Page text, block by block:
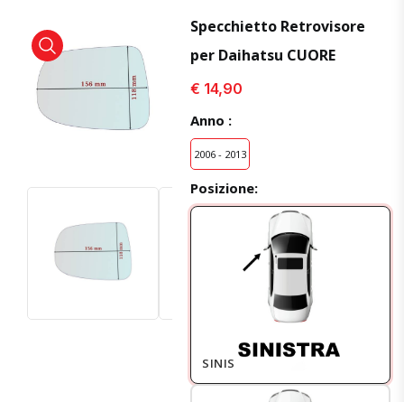
visualizza prodotto visualizza prodotto
Specchietto Retrovisore
per Daihatsu CUORE
€ 14,90
Anno :
2006 - 2013
Posizione:
SINISTRO